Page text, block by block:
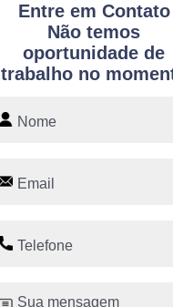
Entre em Contato
Não temos
oportunidade de
trabalho no